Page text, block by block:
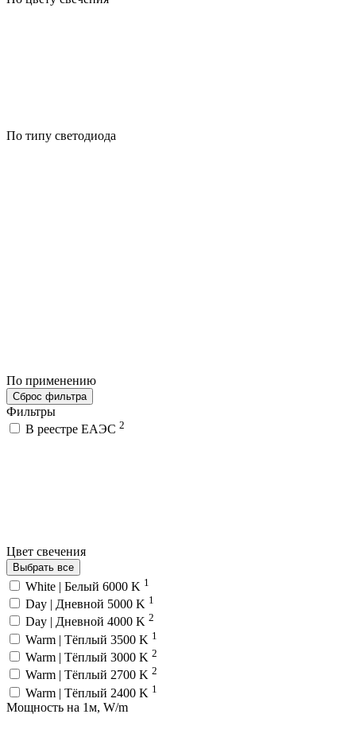
По типу светодиода
По применению
Сброс фильтра
Фильтры
В реестре ЕАЭС 2
Цвет свечения
Выбрать все
White | Белый 6000 K 1
Day | Дневной 5000 K 1
Day | Дневной 4000 K 2
Warm | Тёплый 3500 K 1
Warm | Тёплый 3000 K 2
Warm | Тёплый 2700 K 2
Warm | Тёплый 2400 K 1
Мощность на 1м, W/m